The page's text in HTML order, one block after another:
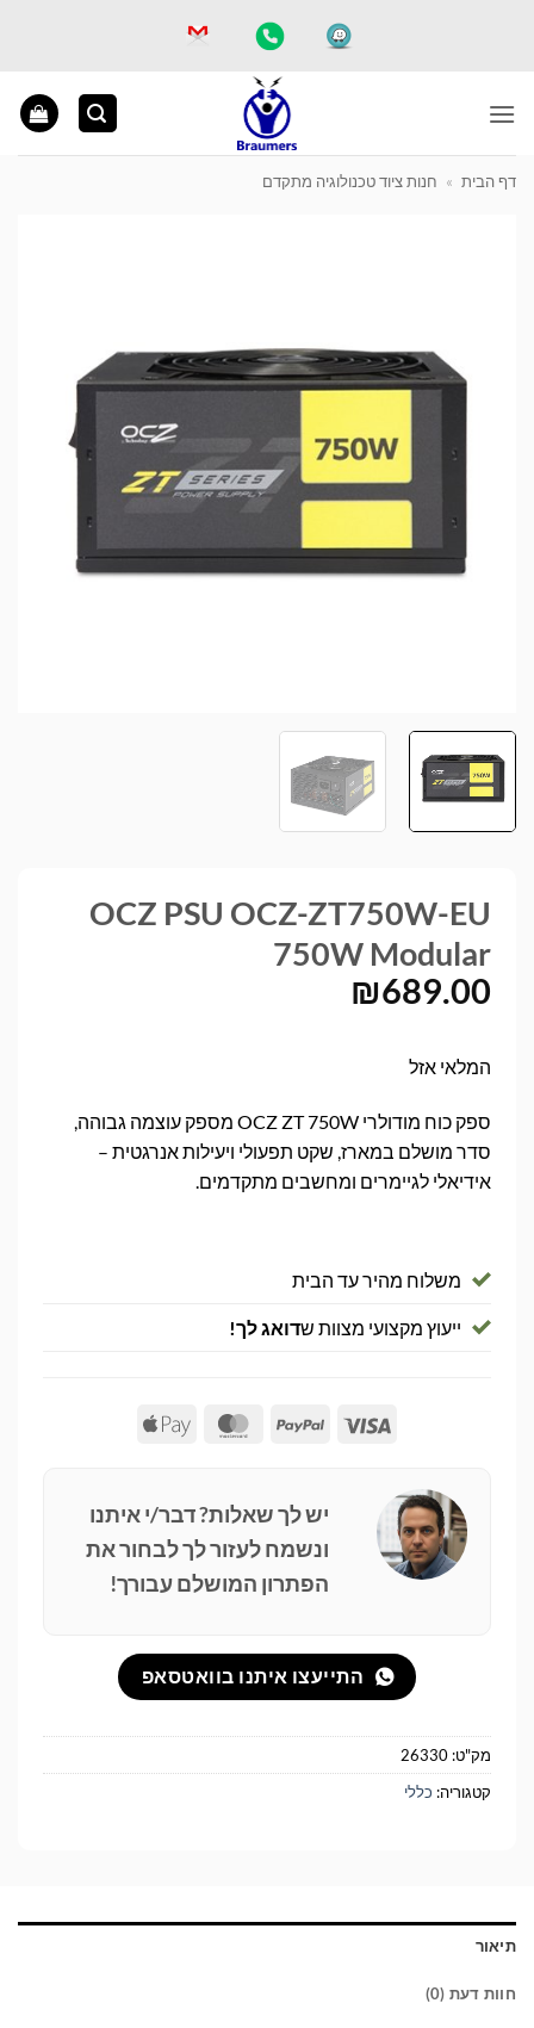
דף הבית » חנות ציוד טכנולוגיה מתקדם
OCZ PSU OCZ-ZT750W-EU
750W Modular
₪689.00
המלאי אזל
ספק כוח מודולרי OCZ ZT 750W מספק עוצמה גבוהה,
סדר מושלם במארז, שקט תפעולי ויעילות אנרגטית –
אידיאלי לגיימרים ומחשבים מתקדמים.
משלוח מהיר עד הבית
ייעוץ מקצועי מצוות שדואג לך!
Visa
PayPal
MasterCard
Apple
יש לך שאלות? דבר/י איתנו
ונשמח לעזור לך לבחור את
הפתרון המושלם עבורך!
התייעצו איתנו בוואטסאפ
מק"ט: 26330
קטגוריה: כללי
תיאור
חוות דעת (0)